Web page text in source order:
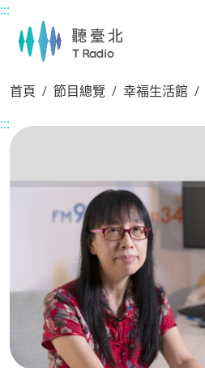
主要內容區塊
:::
首頁 節目總覽 幸福生活館
:::